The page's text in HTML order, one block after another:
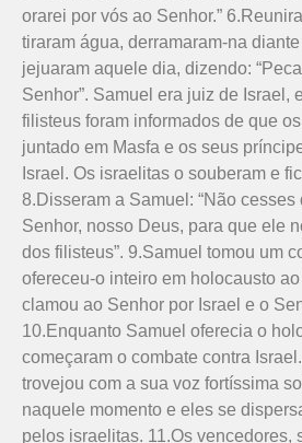
orarei por vós ao Senhor.”
tiraram água, derramaram-na
jejuaram aquele dia, dizendo:
Senhor”. Samuel era juiz de Israel,
filisteus foram informados de que
juntado em Masfa e os seus
Israel. Os israelitas o souberam e
8.Disseram a Samuel: “Não
Senhor, nosso Deus, para que ele
dos filisteus”. 9.Samuel tomou um
ofereceu-o inteiro em holocausto
clamou ao Senhor por Israel e o
10.Enquanto Samuel oferecia o
começaram o combate contra
trovejou com a sua voz fortíssima
naquele momento e eles se
pelos israelitas. 11.Os vencedores,